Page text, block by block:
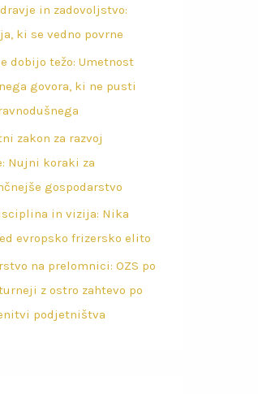
in zadovoljstvo:
ki se vedno povrne
dobijo težo: Umetnost
govora, ki ne pusti
zakon za razvoj
Nujni koraki za
gospodarstvo
in vizija: Nika
evropsko frizersko elito
na prelomnici: OZS po
z ostro zahtevo po
podjetništva